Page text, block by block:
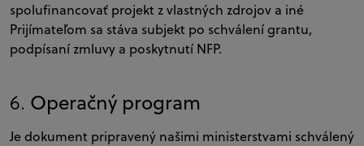
spolufinancovať projekt z vlastných zdrojov a iné
Prijímateľom sa stáva subjekt po schválení grantu,
podpísaní zmluvy a poskytnutí NFP.
6. Operačný program
Je dokument pripravený našimi ministerstvami schválený